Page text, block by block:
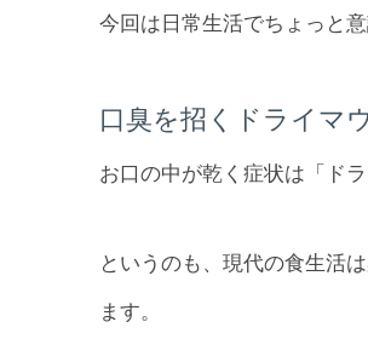
今回は日常生活でちょっと
口臭を招くドライマ
お口の中が乾く症状は「ド
というのも、現代の食生活
ます。